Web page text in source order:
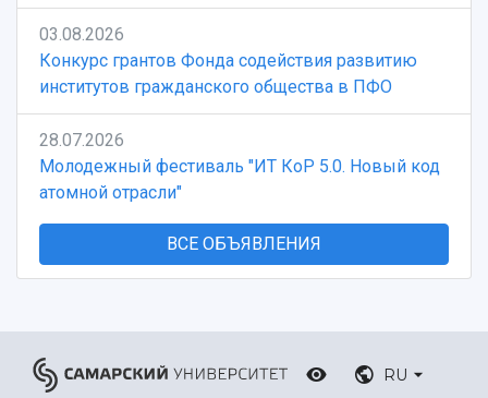
03.08.2026
Конкурс грантов Фонда содействия развитию
институтов гражданского общества в ПФО
28.07.2026
Молодежный фестиваль "ИТ КоР 5.0. Новый код
атомной отрасли"
ВСЕ ОБЪЯВЛЕНИЯ
RU